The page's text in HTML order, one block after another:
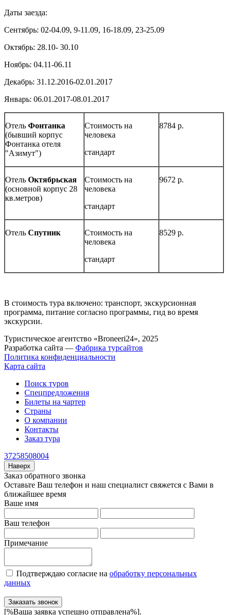
Даты заезда:
Сентябрь: 02-04.09, 9-11.09, 16-18.09, 23-25.09
Октябрь: 28.10- 30.10
Ноябрь: 04.11-06.11
Декабрь: 31.12.2016-02.01.2017
Январь: 06.01.2017-08.01.2017
Отель Фонтанка
(бывший корпус
Фонтанка отеля
"Азимут")
Стоимость на
человека
стандарт
8784 р.
Отель Октябрьская
(основной корпус 28
кв.метров)
Стоимость на
человека
стандарт
9672 р.
Отель Спутник
Стоимость на
человека
стандарт
8529 р.
В стоимость тура включено: транспорт, экскурсионная
программа, питание согласно программы, гид во время
экскурсии.
Туристическое агентство «Broneeri24», 2025
Разработка сайта — Фабрика турсайтов
Политика конфиденциальности
Карта сайта
Поиск туров
Спецпредложения
Билеты на чартер
Страны
О компании
Контакты
Заказ тура
37258508004
Наверх
Заказ обратного звонка
Оставьте Ваш телефон и наш специалист свяжется с Вами в
ближайшее время
Ваше имя
Ваш телефон
Примечание
Подтверждаю согласие на обработку персональных
данных
Заказать звонок
[%Ваша заявка успешно отправлена%].